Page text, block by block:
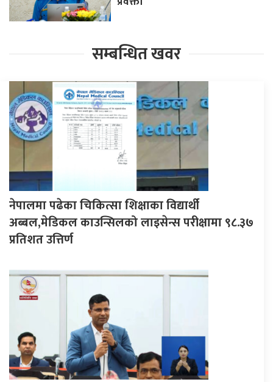
सम्बन्धित खवर
नेपालमा पढेका चिकित्सा शिक्षाका विद्यार्थी
अब्बल,मेडिकल काउन्सिलको लाइसेन्स परीक्षामा ९८.३७
प्रतिशत उत्तिर्ण